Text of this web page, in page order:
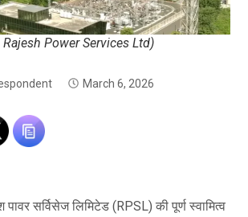
Power Services Ltd)
March 6, 2026
पावर सर्विसेज लिमिटेड (RPSL) की पूर्ण स्वामित्व